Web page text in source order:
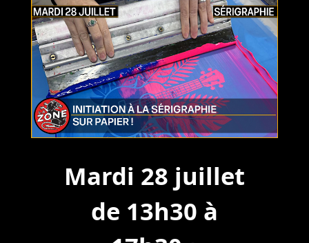
Mardi 28 juillet
de 13h30 à